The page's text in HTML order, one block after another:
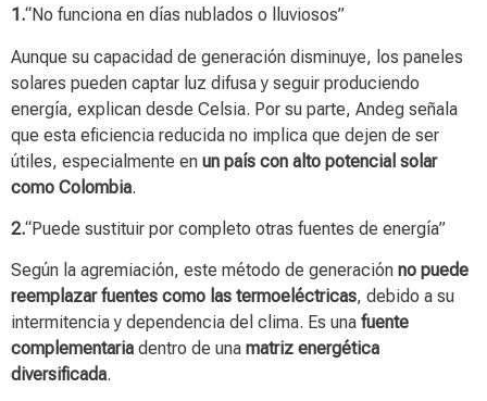
1.“No funciona en días nublados o lluviosos”
Aunque su capacidad de generación disminuye, los paneles
solares pueden captar luz difusa y seguir produciendo
energía, explican desde Celsia. Por su parte, Andeg señala
que esta eficiencia reducida no implica que dejen de ser
útiles, especialmente en un país con alto potencial solar
como Colombia.
2.“Puede sustituir por completo otras fuentes de energía”
Según la agremiación, este método de generación no puede
reemplazar fuentes como las termoeléctricas, debido a su
intermitencia y dependencia del clima. Es una fuente
complementaria dentro de una matriz energética
diversificada.